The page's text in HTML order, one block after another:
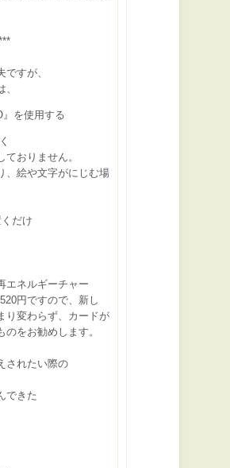
すが、
を使用する
おりません。
、絵や文字がにじむ場
だけ
エネルギーチャー
円ですので、新し
り変わらず、カードが
をお勧めします。
されたい際の
できた